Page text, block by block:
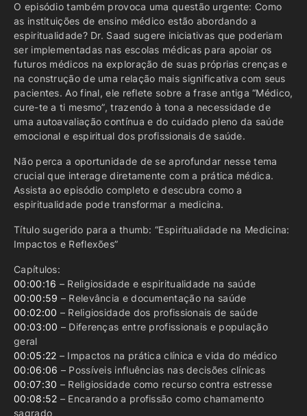
O episódio também provoca uma questão urgente: Como
as instituições de ensino médico estão abordando a
espiritualidade? Dr. Saad sugere iniciativas que poderiam
ser implementadas nas escolas médicas para apoiar os
futuros médicos na exploração de suas próprias crenças e
na construção de uma relação mais significativa com seus
pacientes. Ao final, ele reflete sobre a frase antiga “Médico,
cure-te a ti mesmo”, trazendo à tona a necessidade de
uma autoavaliação contínua e do cuidado pleno da saúde
emocional e espiritual dos profissionais de saúde.
Não perca a oportunidade de se aprofundar nesse tema
crucial que interage diretamente com a prática médica.
Assista ao episódio completo e descubra como a
espiritualidade pode transformar a medicina.
Título sugerido para a thumb: “Espiritualidade na Medicina:
Impactos e Reflexões”
Capítulos:
00:00:16 – Religiosidade e espiritualidade na saúde
00:00:59 – Relevância e documentação na saúde
00:02:00 – Religiosidade dos profissionais de saúde
00:03:00 – Diferenças entre profissionais e população
geral
00:05:22 – Impactos na prática clínica e vida do médico
00:06:06 – Possíveis influências nas decisões clínicas
00:07:30 – Religiosidade como recurso contra estresse
00:08:52 – Encarando a profissão como chamamento
sagrado